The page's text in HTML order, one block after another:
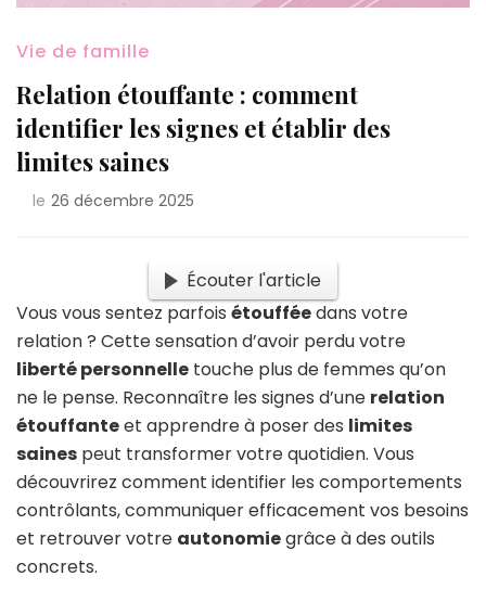
Vie de famille
Relation étouffante : comment
identifier les signes et établir des
limites saines
le 26 décembre 2025
Écouter l'article
Vous vous sentez parfois étoufféedans votre
relation ? Cette sensation d’avoir perdu votre
liberté personnelle touche plus de femmes qu’on
ne le pense. Reconnaître les signes d’une relation
étouffanteet apprendre à poser des limites
saines peut transformer votre quotidien. Vous
découvrirez comment identifier les comportements
contrôlants, communiquer efficacement vos besoins
et retrouver votre autonomiegrâce à des outils
concrets.